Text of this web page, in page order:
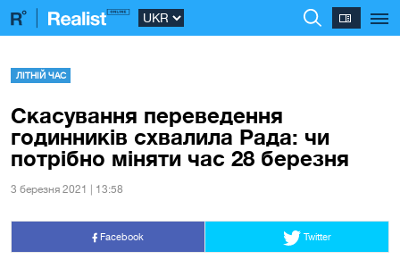
ЛІТНІЙ ЧАС
Скасування переведення
годинників схвалила Рада: чи
потрібно міняти час 28 березня
3 березня 2021 | 13:58
Facebook Twitter